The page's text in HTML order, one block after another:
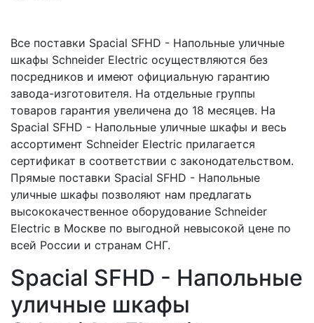
Все поставки Spacial SFHD - Напольные уличные
шкафы Schneider Electric осуществляются без
посредников и имеют официальную гарантию
завода-изготовителя. На отдельные группы
товаров гарантия увеличена до 18 месяцев. На
Spacial SFHD - Напольные уличные шкафы и весь
ассортимент Schneider Electric прилагается
сертификат в соответствии с законодательством.
Прямые поставки Spacial SFHD - Напольные
уличные шкафы позволяют нам предлагать
высококачественное оборудование Schneider
Electric в Москве по выгодной невысокой цене по
всей России и странам СНГ.
Spacial SFHD - Напольные
уличные шкафы